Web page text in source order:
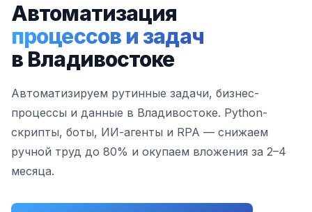
Автоматизация
процессов и задач
в Владивостоке
Автоматизируем рутинные задачи, бизнес-
процессы и данные в Владивостоке. Python-
скрипты, боты, ИИ-агенты и RPA — снижаем
ручной труд до 80% и окупаем вложения за 2–4
месяца.